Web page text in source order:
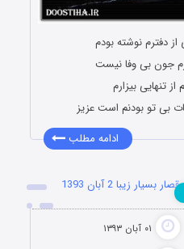
دفترم نوشته بودم
جون بی وفا نیست
از تنهایی بیزارم
بی تو بودنم است عزیز
ادامه مطلب
زیبا 2 آبان 1393
۰۱ آبان ۱۳۹۳